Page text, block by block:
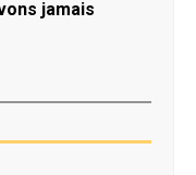
jamais